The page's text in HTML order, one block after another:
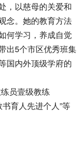
，以慈母的关爱和
念。她的教育方法
何学习，养成自觉
出5个市区优秀班集
国内外顶级学府的
员壹级教练
书育人先进个人”等